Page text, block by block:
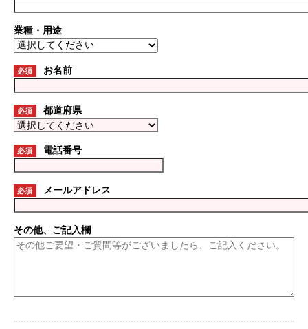
業種・用途
必須 お名前
必須 都道府県
必須 電話番号
必須 メールアドレス
その他、ご記入欄